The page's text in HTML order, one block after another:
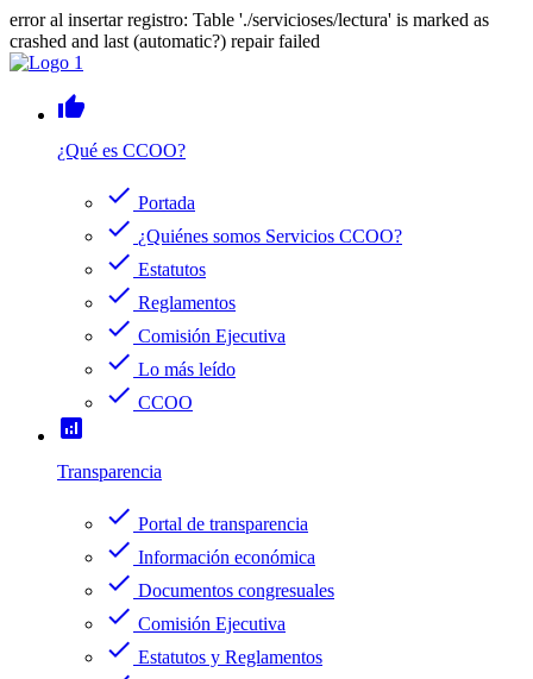
error al insertar registro: Table './servicioses/lectura' is marked as
crashed and last (automatic?) repair failed
thumb_up
¿Qué es CCOO?
check Portada
check ¿Quiénes somos Servicios CCOO?
check Estatutos
check Reglamentos
check Comisión Ejecutiva
check Lo más leído
check CCOO
analytics
Transparencia
check Portal de transparencia
check Información económica
check Documentos congresuales
check Comisión Ejecutiva
check Estatutos y Reglamentos